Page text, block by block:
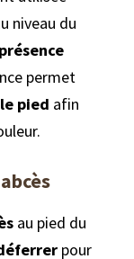
niveau du
permet
pied afin
au pied du
pour